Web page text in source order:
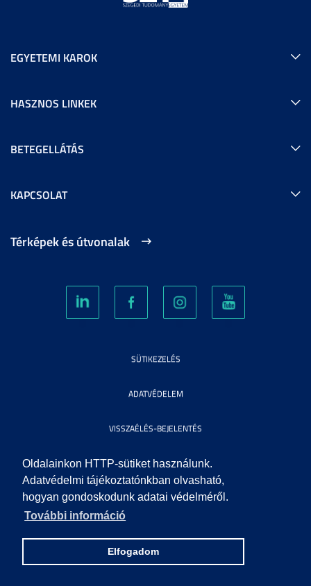
Oldalainkon HTTP-sütiket használunk.
Adatvédelmi tájékoztatónkban olvasható,
hogyan gondoskodunk adatai védelméről.
További információ
Elfogadom
EGYETEMI KAROK
HASZNOS LINKEK
BETEGELLÁTÁS
KAPCSOLAT
Térképek és útvonalak
SÜTIKEZELÉS
ADATVÉDELEM
VISSZAÉLÉS-BEJELENTÉS
KÖZÉRDEKŰ ADATOK
IMPRESSZUM